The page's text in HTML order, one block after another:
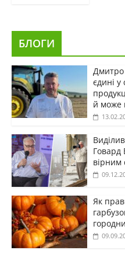
БЛОГИ
Дмитро
єдині у
й може
Говард
вірним
Як